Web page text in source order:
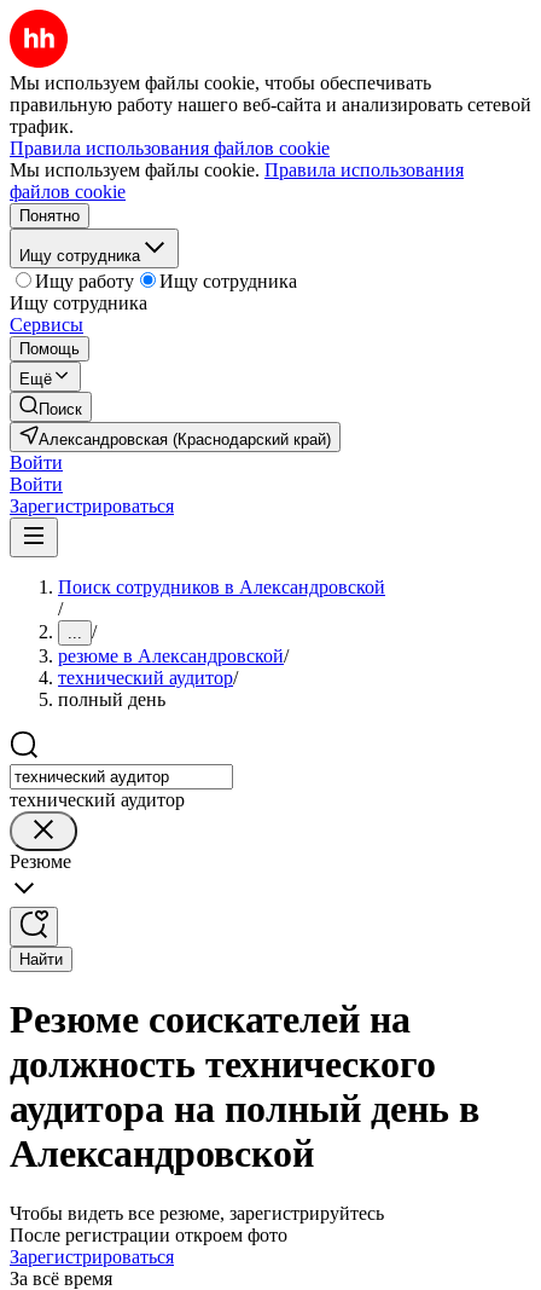
Мы используем файлы cookie, чтобы обеспечивать
правильную работу нашего веб-сайта и анализировать сетевой
трафик.
Правила использования файлов cookie
Мы используем файлы cookie. Правила использования
файлов cookie
Понятно
Ищу сотрудника
Ищу работу
Ищу сотрудника
Ищу сотрудника
Сервисы
Помощь
Ещё
Поиск
Александровская (Краснодарский край)
Войти
Войти
Зарегистрироваться
Поиск сотрудников в Александровской
/
... /
резюме в Александровской/
технический аудитор/
полный день
технический аудитор
Резюме
Найти
Резюме соискателей на
должность технического
аудитора на полный день в
Александровской
Чтобы видеть все резюме, зарегистрируйтесь
После регистрации откроем фото
Зарегистрироваться
За всё время